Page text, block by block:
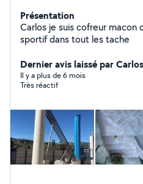
Présentation
Carlos je suis cofreur macon
sportif dans tout les tache
Dernier avis laissé par
Il y a plus de 6 mois
Très réactif